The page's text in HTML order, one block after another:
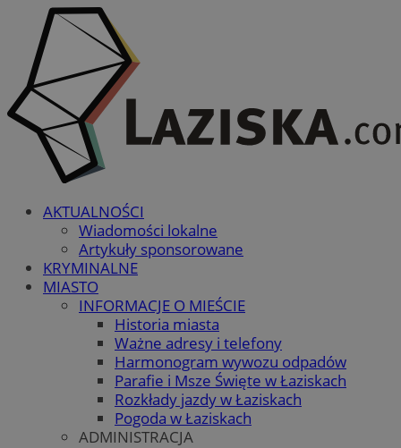
AKTUALNOŚCI
Wiadomości lokalne
Artykuły sponsorowane
KRYMINALNE
MIASTO
INFORMACJE O MIEŚCIE
Historia miasta
Ważne adresy i telefony
Harmonogram wywozu odpadów
Parafie i Msze Święte w Łaziskach
Rozkłady jazdy w Łaziskach
Pogoda w Łaziskach
ADMINISTRACJA